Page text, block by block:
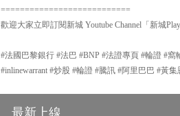
===========================
歡迎大家立即訂閱新城 Youtube Channel「新城
#法國巴黎銀行 #法巴 #BNP #法證專頁 #輪證 #
#inlinewarrant #炒股 #輪證 #騰訊 #阿里巴巴 #黃集
最新上線